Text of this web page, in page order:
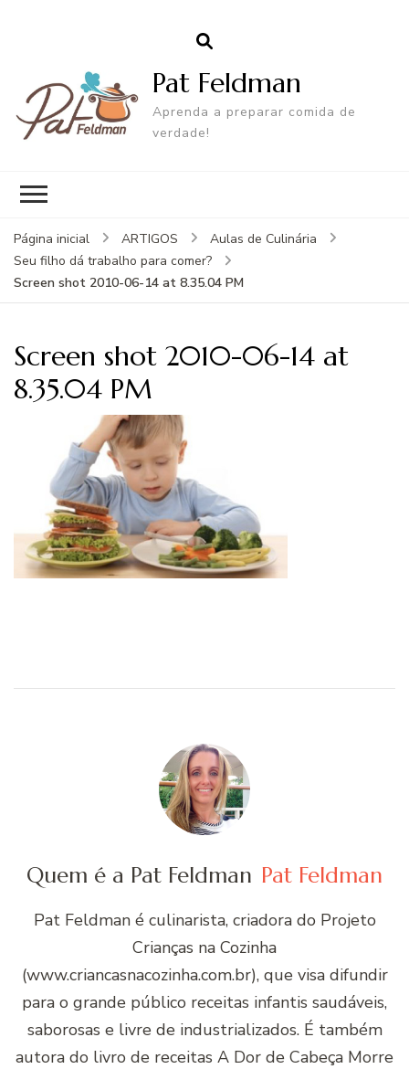
Pat Feldman
Aprenda a preparar comida de
verdade!
Página inicial ARTIGOS
Aulas de Culinária
Seu filho dá trabalho para comer?
Screen shot 2010-06-14 at 8.35.04 PM
Screen shot 2010-06-14 at
8.35.04 PM
Quem é a Pat Feldman Pat Feldman
Pat Feldman é culinarista, criadora do Projeto
Crianças na Cozinha
(www.criancasnacozinha.com.br), que visa difundir
para o grande público receitas infantis saudáveis,
saborosas e livre de industrializados. É também
autora do livro de receitas A Dor de Cabeça Morre